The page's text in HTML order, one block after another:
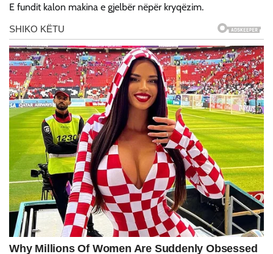
E fundit kalon makina e gjelbër nëpër kryqëzim.